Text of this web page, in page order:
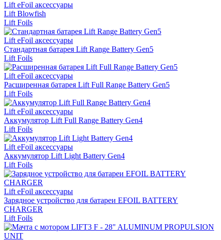
Lift eFoil аксессуары
Lift Blowfish
Lift Foils
Lift eFoil аксессуары
Стандартная батарея Lift Range Battery Gen5
Lift Foils
Lift eFoil аксессуары
Расширенная батарея Lift Full Range Battery Gen5
Lift Foils
Lift eFoil аксессуары
Аккумулятор Lift Full Range Battery Gen4
Lift Foils
Lift eFoil аксессуары
Аккумулятор Lift Light Battery Gen4
Lift Foils
Lift eFoil аксессуары
Зарядное устройство для батареи EFOIL BATTERY
CHARGER
Lift Foils